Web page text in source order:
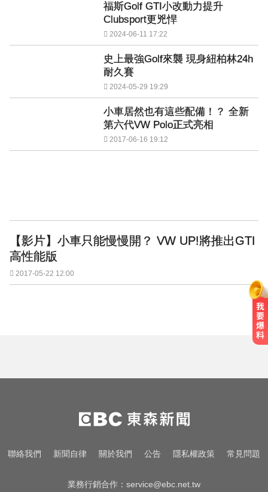
福斯Golf GTI小改動力提升
Clubsport更兇悍
2024-06-11 17:22
史上最強Golf來襲 現身紐柏林24h
耐久賽
2024-05-29 19:29
小車居然也有這些配備！？ 全新
第六代VW Polo正式亮相
2017-06-16 19:12
【影片】小車只能慢慢開？ VW UP!將推出GTI
高性能版
2017-05-22 12:00
聯絡我們 新聞自律 關於我們 公告 隱私權政策 常見問題
業務行銷合作： service@ebc.net.tw